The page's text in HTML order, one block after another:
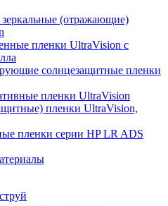
(отражающие)
пленки UltraVision с
солнцезащитные пленки
пленки UltraVision
пленки UltraVision,
пленки серии HP LR ADS